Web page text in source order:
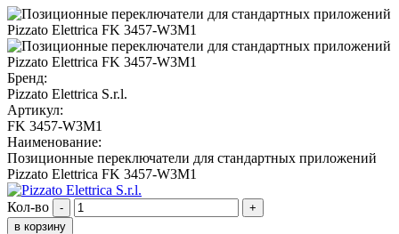
Бренд:
Pizzato Elettrica S.r.l.
Артикул:
FK 3457-W3M1
Наименование:
Позиционные переключатели для стандартных приложений
Pizzato Elettrica FK 3457-W3M1
Кол-во -
+
в корзину